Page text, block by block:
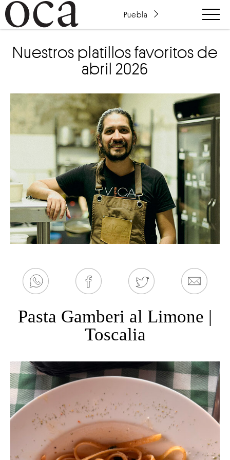
Puebla
Nuestros platillos favoritos de
abril 2026
Pasta Gamberi al Limone |
Toscalia